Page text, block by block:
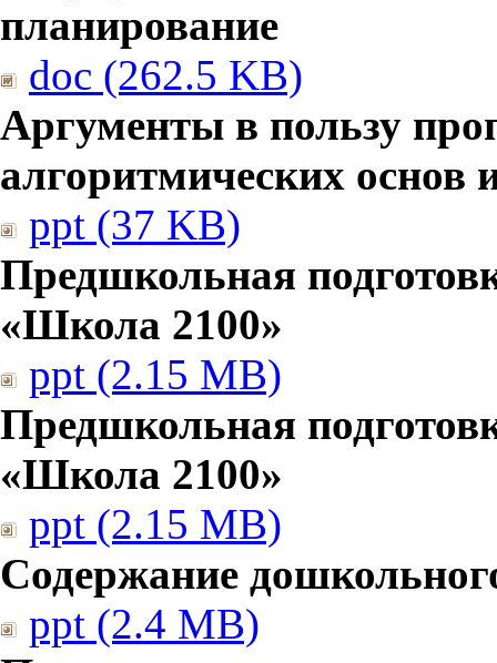
планирование
doc (262.5 KB)
Аргументы в пользу
алгоритмических основ
ppt (37 KB)
Предшкольная
«Школа 2100»
ppt (2.15 MB)
Предшкольная
«Школа 2100»
ppt (2.15 MB)
Содержание
ppt (2.4 MB)